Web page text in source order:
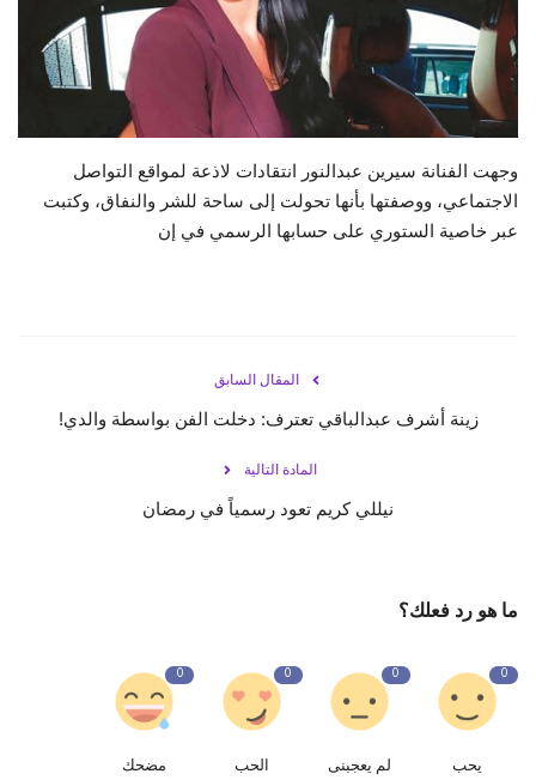
حياة
وجهت الفنانة سيرين عبدالنور انتقادات لاذعة لمواقع التواصل
الاجتماعي، ووصفتها بأنها تحولت إلى ساحة للشر والنفاق، وكتبت
عبر خاصية الستوري على حسابها الرسمي في إن
المقال السابق
زينة أشرف عبدالباقي تعترف: دخلت الفن بواسطة والدي!
المادة التالية
نيللي كريم تعود رسمياً في رمضان
ما هو رد فعلك؟
0
يحب
0
لم يعجبنى
0
الحب
0
مضحك